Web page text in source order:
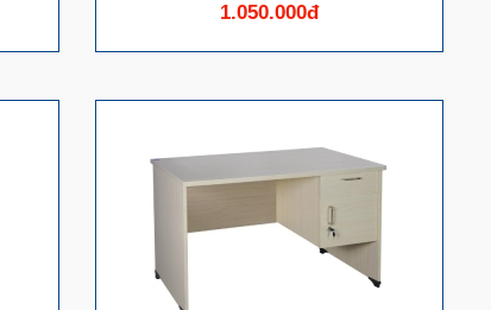
1.050.000đ